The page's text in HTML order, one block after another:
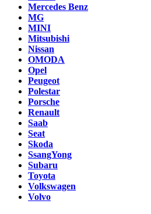
Mercedes Benz
MG
MINI
Mitsubishi
Nissan
OMODA
Opel
Peugeot
Polestar
Porsche
Renault
Saab
Seat
Skoda
SsangYong
Subaru
Toyota
Volkswagen
Volvo